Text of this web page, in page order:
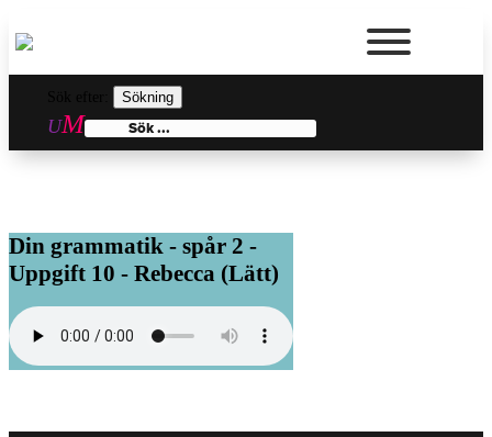
Din grammatik - spår 2 -
Uppgift 10 - Rebecca (Lätt)